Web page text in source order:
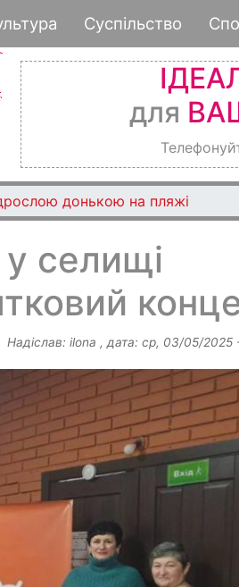
до
основного
Суспільство
для
донькою на пляжі
селищі
Надіслав: ilona , дата: ср, 03/05/2025